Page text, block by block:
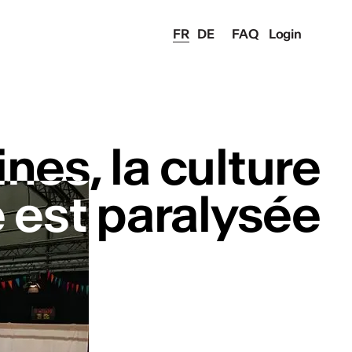
FAQ Login
FR DE
la culture
paralysée
la culture
paralysée